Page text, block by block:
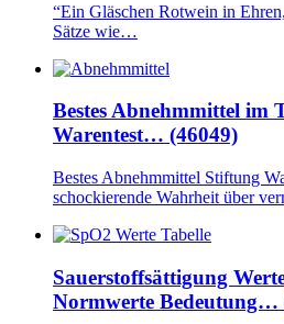
“Ein Gläschen Rotwein in
Sätze wie…
Bestes Abnehmmittel im
Warentest… (46049)
Bestes Abnehmmittel Stiftung
schockierende Wahrheit über
Sauerstoffsättigung
Normwerte Bedeutung…